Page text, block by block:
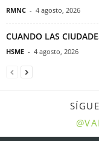
RMNC - 4 agosto, 2026
CUANDO LAS
HSME - 4 agosto, 2026